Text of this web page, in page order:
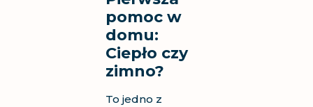
pomoc w
domu:
Ciepło czy
zimno?
To jedno z